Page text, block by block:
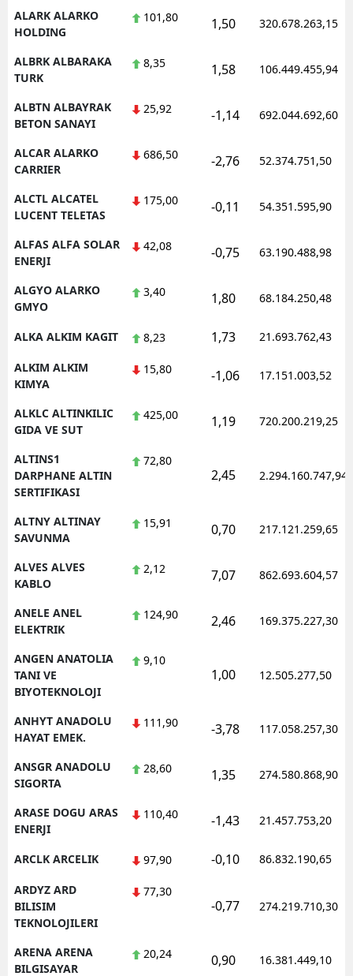
ALARK ALARKO
HOLDING
101,80 1,50 320.678.263,15
ALBRK ALBARAKA
TURK
8,35 1,58 106.449.455,94
ALBTN ALBAYRAK
BETON SANAYI
25,92 -1,14 692.044.692,60
ALCAR ALARKO
CARRIER
686,50 -2,76 52.374.751,50
ALCTL ALCATEL
LUCENT TELETAS
175,00 -0,11 54.351.595,90
ALFAS ALFA SOLAR
ENERJI
42,08 -0,75 63.190.488,98
ALGYO ALARKO
GMYO
3,40 1,80 68.184.250,48
ALKA ALKIM KAGIT 8,23 1,73 21.693.762,43
ALKIM ALKIM
KIMYA
15,80 -1,06 17.151.003,52
ALKLC ALTINKILIC
GIDA VE SUT
425,00 1,19 720.200.219,25
ALTINS1
DARPHANE ALTIN
SERTIFIKASI
72,80
2,45 2.294.160.747,94
ALTNY ALTINAY
SAVUNMA
15,91 0,70 217.121.259,65
ALVES ALVES
KABLO
2,12 7,07 862.693.604,57
ANELE ANEL
ELEKTRIK
124,90 2,46 169.375.227,30
ANGEN ANATOLIA
TANI VE
BIYOTEKNOLOJI
9,10
1,00 12.505.277,50
ANHYT ANADOLU
HAYAT EMEK.
111,90 -3,78 117.058.257,30
ANSGR ANADOLU
SIGORTA
28,60 1,35 274.580.868,90
ARASE DOGU ARAS
ENERJI
110,40 -1,43 21.457.753,20
ARCLK ARCELIK 97,90 -0,10 86.832.190,65
ARDYZ ARD
BILISIM
TEKNOLOJILERI
77,30
-0,77 274.219.710,30
ARENA ARENA
BILGISAYAR
20,24 0,90 16.381.449,10